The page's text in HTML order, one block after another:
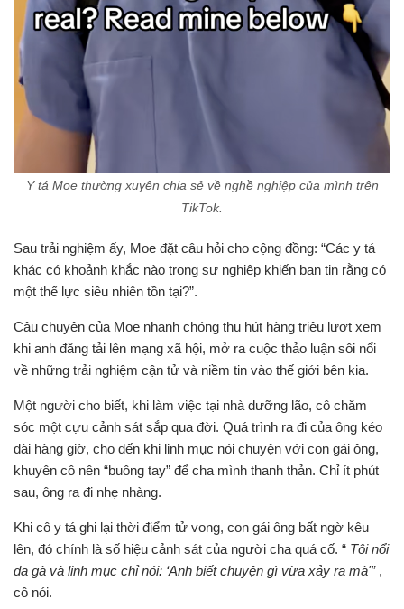
Y tá Moe thường xuyên chia sẻ về nghề nghiệp của mình trên
TikTok.
Sau trải nghiệm ấy, Moe đặt câu hỏi cho cộng đồng: “Các y tá
khác có khoảnh khắc nào trong sự nghiệp khiến bạn tin rằng có
một thế lực siêu nhiên tồn tại?”.
Câu chuyện của Moe nhanh chóng thu hút hàng triệu lượt xem
khi anh đăng tải lên mạng xã hội, mở ra cuộc thảo luận sôi nổi
về những trải nghiệm cận tử và niềm tin vào thế giới bên kia.
Một người cho biết, khi làm việc tại nhà dưỡng lão, cô chăm
sóc một cựu cảnh sát sắp qua đời. Quá trình ra đi của ông kéo
dài hàng giờ, cho đến khi linh mục nói chuyện với con gái ông,
khuyên cô nên “buông tay” để cha mình thanh thản. Chỉ ít phút
sau, ông ra đi nhẹ nhàng.
Khi cô y tá ghi lại thời điểm tử vong, con gái ông bất ngờ kêu
lên, đó chính là số hiệu cảnh sát của người cha quá cố. “ Tôi nổi
da gà và linh mục chỉ nói: ‘Anh biết chuyện gì vừa xảy ra mà'” ,
cô nói.